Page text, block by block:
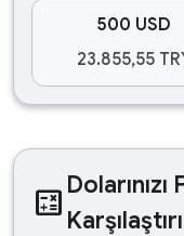
500 USD
23.855,55
calculate